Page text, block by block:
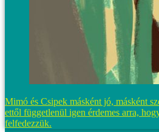
Mimó és Csipek másként jó, másként
ettől függetlenül igen érdemes arra,
felfedezzük.